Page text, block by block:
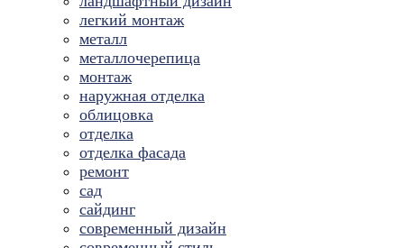
легкий монтаж
металл
металлочерепица
монтаж
наружная отделка
облицовка
отделка
отделка фасада
ремонт
сад
сайдинг
современный дизайн